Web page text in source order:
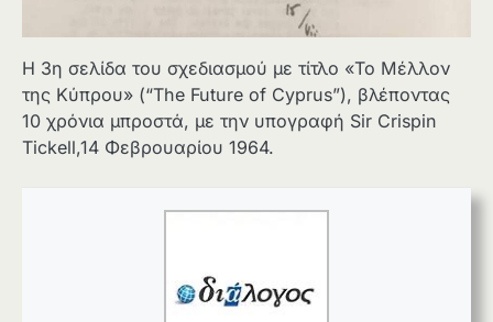
Η 3η σελίδα του σχεδιασμού με τίτλο «Το Μέλλον
της Κύπρου» (“The Future of Cyprus”), βλέποντας
10 χρόνια μπροστά, με την υπογραφή Sir Crispin
Tickell,14 Φεβρουαρίου 1964.